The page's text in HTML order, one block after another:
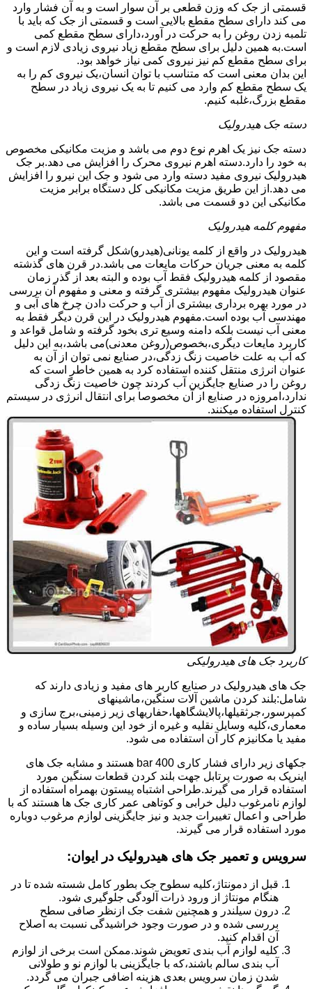
قسمتی از جک که وزن قطعی بر آن سوار است و به آن فشار وارد
می کند دارای سطح مقطع بالایی است و قسمتی از جک که باید با
تلمبه زدن روغن را به حرکت در آورد،دارای سطح مقطع کمی
است.به همین دلیل برای سطح مقطع زیاد نیروی زیادی لازم است و
برای سطح مقطع کم نیز نیروی کمی نیاز خواهد بود.
این بدان معنی است که متناسب با توان انسان،یک نیروی کم را به
یک سطح مقطع کم وارد می کنیم تا به یک نیروی زیاد در سطح
مقطع بزرگ،غلبه کنیم.
دسته جک هیدرولیک
دسته جک نیز یک اهرم نوع دوم می باشد و مزیت مکانیکی مخصوص
به خود را دارد.دسته اهرم نیروی محرک را افزایش می دهد.بر جک
هیدرولیک نیروی مفید دسته وارد می شود و جک این نیرو را افزایش
می دهد.از این طریق مزیت مکانیکی کل دستگاه برابر مزیت
مکانیکی این دو قسمت می باشد.
مفهوم کلمه هیدرولیک
هیدرولیک در واقع از کلمه یونانی(هیدرو)شکل گرفته است و این
کلمه به معنی جریان حرکات مایعات می باشد.در قرن های گذشته
مقصود از کلمه هیدرولیک فقط آب بوده و البته بعد از گذر زمان
عنوان هیدرولیک مفهوم بیشتری گرفته و معنی و مفهوم آن بررسی
در مورد بهره برداری بیشتری از آب و حرکت دادن چرخ های آبی و
مهندسی آب بوده است.مفهوم هیدرولیک در این قرن دیگر فقط به
معنی آب نیست بلکه دامنه وسیع تری بخود گرفته و شامل قواعد و
کاربرد مایعات دیگری،بخصوص(روغن معدنی)می باشد،به این دلیل
که آب به علت خاصیت زنگ زدگی،در صنایع نمی توان از آن به
عنوان انرژی منتقل کننده استفاده کرد به همین خاطر است که
روغن را در صنایع جایگزین آب کردند چون خاصیت زنگ زدگی
ندارد،امروزه در صنایع از آن مخصوصا برای انتقال انرژی در سیستم
کنترل استفاده میکنند.
کاربرد جک های هیدرولیکی
جک های هیدرولیک در صنایع کاربر های مفید و زیادی دارند که
شامل:بلند کردن ماشین آلات سنگین،ماشینهای
کمپرسور،جرثقیلها،پالایشگاهها،حفاریهای زیر زمینی،برج سازی و
معماری،کلیه وسایل نقلیه و غیره از خود این وسیله بسیار ساده و
مفید یا مکانیزم کار آن استفاده می شود.
جکهای زیر دارای فشار کاری 400 bar هستند و مشابه جک های
اینرپک به صورت پرتابل جهت بلند کردن قطعات سنگین مورد
استفاده قرار می گیرند.طراحی اشتباه پیستون بهمراه استفاده از
لوازم نامرغوب دلیل خرابی و کوتاهی عمر کاری جک ها هستند که با
طراحی و اعمال تغییرات جدید و نیز جایگزینی لوازم مرغوب دوباره
مورد استفاده قرار می گیرند.
سرویس و تعمیر جک های هیدرولیک در ایوان:
قبل از دمونتاژ،کلیه سطوح جک بطور کامل شسته شده تا در
هنگام مونتاژ از ورود ذرات آلودگی جلوگیری شود.
درون سیلندر و همچنین شفت جک ازنظر صافی سطح
بررسی شده و در صورت وجود خراشیدگی نسبت به اصلاح
آن اقدام کنید.
کلیه لوازم آب بندی تعویض شوند.ممکن است برخی از لوازم
آب بندی سالم باشند،که با جایگزینی با لوازم نو و طولانی
شدن زمان سرویس بعدی هزینه اضافی جبران می گردد.